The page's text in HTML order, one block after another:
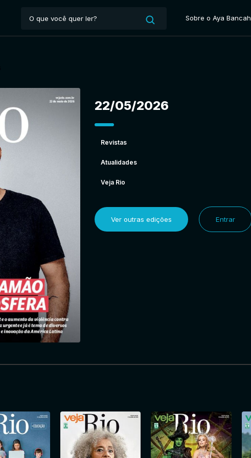
Sobre o Aya Bancah
22/05/2026
Revistas
Atualidades
Veja Rio
Ver outras edições Entrar